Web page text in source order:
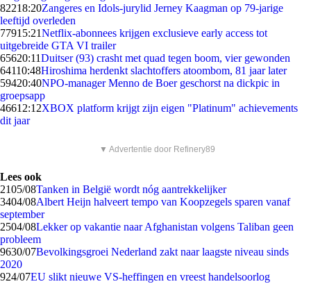
82218:20Zangeres en Idols-jurylid Jerney Kaagman op 79-jarige
leeftijd overleden
77915:21Netflix-abonnees krijgen exclusieve early access tot
uitgebreide GTA VI trailer
65620:11Duitser (93) crasht met quad tegen boom, vier gewonden
64110:48Hiroshima herdenkt slachtoffers atoombom, 81 jaar later
59420:40NPO-manager Menno de Boer geschorst na dickpic in
groepsapp
46612:12XBOX platform krijgt zijn eigen "Platinum" achievements
dit jaar
▼ Advertentie door Refinery89
Lees ook
2105/08Tanken in België wordt nóg aantrekkelijker
3404/08Albert Heijn halveert tempo van Koopzegels sparen vanaf
september
2504/08Lekker op vakantie naar Afghanistan volgens Taliban geen
probleem
9630/07Bevolkingsgroei Nederland zakt naar laagste niveau sinds
2020
924/07EU slikt nieuwe VS-heffingen en vreest handelsoorlog